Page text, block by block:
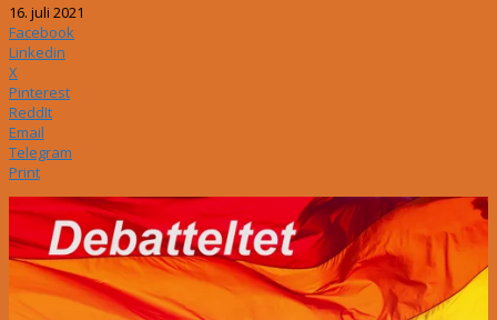
16. juli 2021
Facebook
Linkedin
X
Pinterest
ReddIt
Email
Telegram
Print